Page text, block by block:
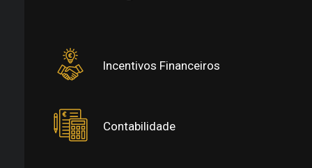
Incentivos Financeiros
Contabilidade